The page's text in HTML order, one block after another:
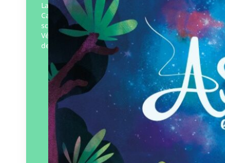
La lune se lève, les étoiles apparaissent.
Cassiopée, la Grande Ourse et Véga
scintillent de mille feux, pendant que
Vénus brille timidement. La constellation
de Persée se dessine,…
Éditeur :
Plumes de Bourdon
Paru le30/09/2024